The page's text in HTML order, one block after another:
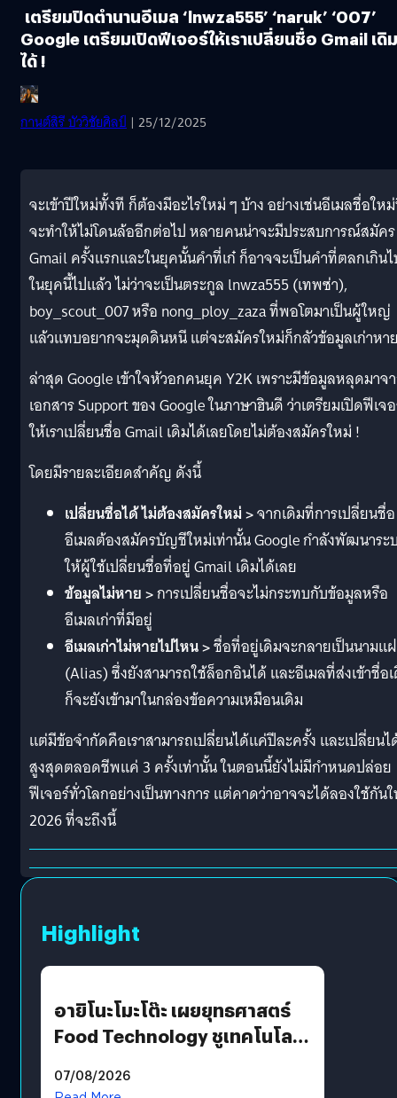
เตรียมปิดตำนานอีเมล ‘lnwza555’ ‘naruk’ ‘007’
Google เตรียมเปิดฟีเจอร์ให้เราเปลี่ยนชื่อ Gmail เดิม
ได้ !
กานต์สิรี บัววิชัยศิลป์ | 25/12/2025
จะเข้าปีใหม่ทั้งที ก็ต้องมีอะไรใหม่ ๆ บ้าง อย่างเช่นอีเมลชื่อให
จะทำให้ไม่โดนล้ออีกต่อไป หลายคนน่าจะมีประสบการณ์สมัคร
Gmail ครั้งแรกและในยุคนั้นคำที่เก๋ ก็อาจจะเป็นคำที่ตลกเกิน
ในยุคนี้ไปแล้ว ไม่ว่าจะเป็นตระกูล lnwza555 (เทพซ่า),
boy_scout_007 หรือ nong_ploy_zaza ที่พอโตมาเป็นผู้ใหญ่
แล้วแทบอยากจะมุดดินหนี แต่จะสมัครใหม่ก็กลัวข้อมูลเก่าห
ล่าสุด Google เข้าใจหัวอกคนยุค Y2K เพราะมีข้อมูลหลุดมาจ
เอกสาร Support ของ Google ในภาษาฮินดี ว่าเตรียมเปิดฟีเจ
ให้เราเปลี่ยนชื่อ Gmail เดิมได้เลยโดยไม่ต้องสมัครใหม่ !
โดยมีรายละเอียดสำคัญ ดังนี้
เปลี่ยนชื่อได้ ไม่ต้องสมัครใหม่ >จากเดิมที่การเปลี่ยนชื่อ
อีเมลต้องสมัครบัญชีใหม่เท่านั้น Google กำลังพัฒนาระ
ให้ผู้ใช้เปลี่ยนชื่อที่อยู่ Gmail เดิมได้เลย
ข้อมูลไม่หาย >การเปลี่ยนชื่อจะไม่กระทบกับข้อมูลหรือ
อีเมลเก่าที่มีอยู่
อีเมลเก่าไม่หายไปไหน >ชื่อที่อยู่เดิมจะกลายเป็นนามแ
(Alias) ซึ่งยังสามารถใช้ล็อกอินได้ และอีเมลที่ส่งเข้าชื่อ
ก็จะยังเข้ามาในกล่องข้อความเหมือนเดิม
แต่มีข้อจำกัดคือเราสามารถเปลี่ยนได้แค่ปีละครั้ง และเปลี่ยนไ
สูงสุดตลอดชีพแค่ 3 ครั้งเท่านั้น ในตอนนี้ยังไม่มีกำหนดปล่อย
ฟีเจอร์ทั่วโลกอย่างเป็นทางการ แต่คาดว่าอาจจะได้ลองใช้กัน
2026 ที่จะถึงนี้
Highlight
อายิโนะโมะโต๊ะ เผยยุทธศาสตร์
Food Technology ชูเทคโนโลยี
บริโภคและ B2B
07/08/2026